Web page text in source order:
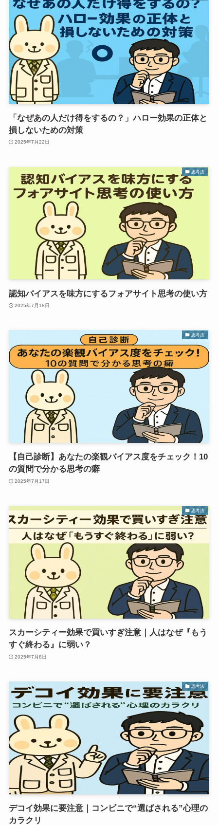
「なぜあの人だけ得をするの？」ハロー効果の正体と
損しないための対策
2025年7月22日
思考法
認知バイアスを味方にするフォアサイト思考の使い方
2025年7月18日
思考法
【自己診断】あなたの楽観バイアス度をチェック！10
の質問で分かる思考の癖
2025年7月17日
思考法
スカーシティー効果で買いすぎ注意｜人はなぜ『もう
すぐ終わる』に弱い？
2025年7月8日
思考法
デコイ効果に要注意｜コンビニで“選ばされる”心理の
カラクリ